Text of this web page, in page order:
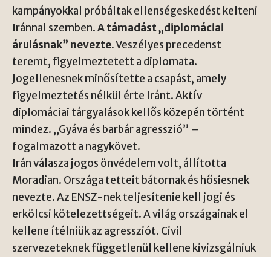
kampányokkal próbáltak ellenségeskedést kelteni
Iránnal szemben.A támadást „diplomáciai
árulásnak” nevezte.Veszélyes precedenst
teremt, figyelmeztetett a diplomata.
Jogellenesnek minősítette a csapást, amely
figyelmeztetés nélkül érte Iránt. Aktív
diplomáciai tárgyalások kellős közepén történt
mindez. „Gyáva és barbár agresszió” –
fogalmazott a nagykövet.
Irán válasza jogos önvédelem volt, állította
Moradian. Országa tetteit bátornak és hősiesnek
nevezte. Az ENSZ-nek teljesítenie kell jogi és
erkölcsi kötelezettségeit. A világ országainak el
kellene ítélniük az agressziót. Civil
szervezeteknek függetlenül kellene kivizsgálniuk